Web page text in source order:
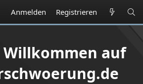
Anmelden Registrieren
Willkommen auf